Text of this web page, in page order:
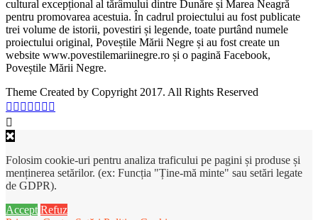
cultural excepțional al tărâmului dintre Dunăre și Marea Neagră
pentru promovarea acestuia. În cadrul proiectului au fost publicate
trei volume de istorii, povestiri și legende, toate purtând numele
proiectului original, Poveștile Mării Negre și au fost create un
website www.povestilemariinegre.ro și o pagină Facebook,
Poveștile Mării Negre.
Theme Created by Copyright 2017. All Rights Reserved
Folosim cookie-uri pentru analiza traficului pe pagini și produse și
menținerea setărilor. (ex: Funcția "Ține-mă minte" sau setări legate
de GDPR).
Accept Refuz